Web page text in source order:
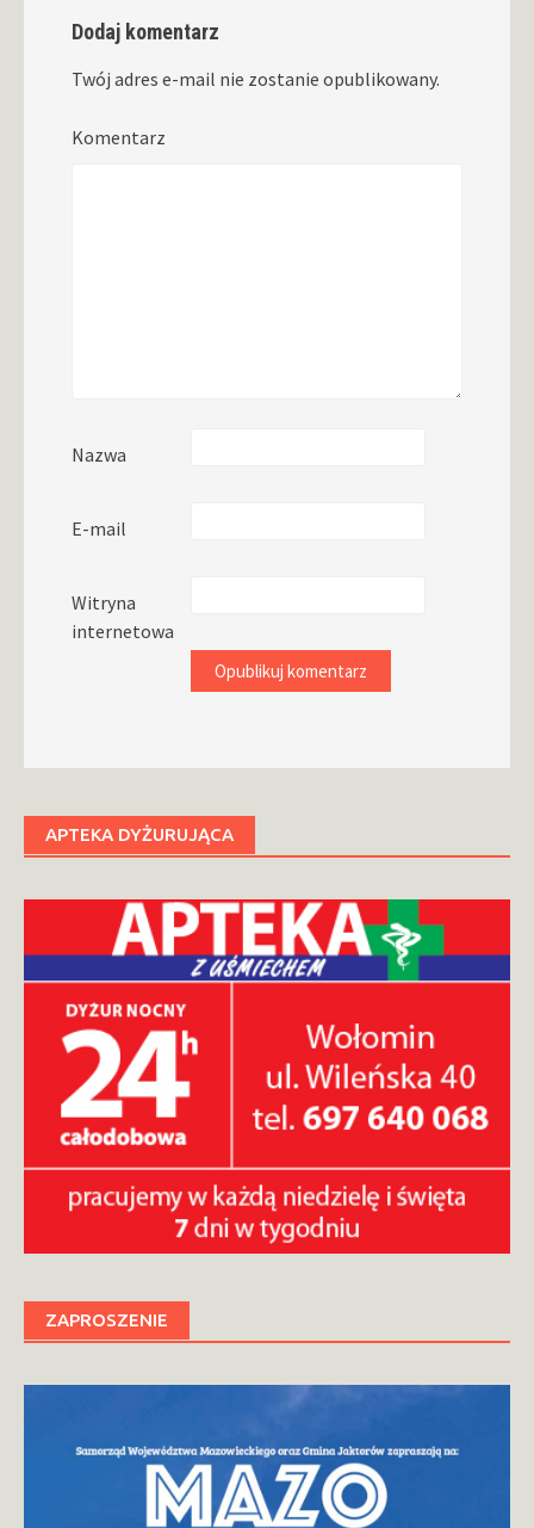
Dodaj komentarz
Twój adres e-mail nie zostanie opublikowany.
Komentarz
Nazwa
E-mail
Witryna
internetowa
APTEKA DYŻURUJĄCA
ZAPROSZENIE